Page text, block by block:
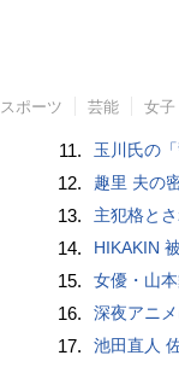
スポーツ 芸能 女子
11. 玉川氏の
12. 趣里 夫の
13. 主犯格と
14. HIKAKIN
15. 女優・山
16. 深夜アニ
17. 池田直人